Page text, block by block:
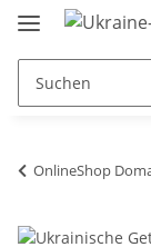
OnlineShop